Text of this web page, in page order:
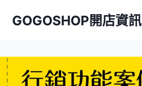
GOGOSHOP開店資訊